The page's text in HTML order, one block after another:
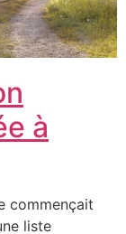
à
commençait
liste